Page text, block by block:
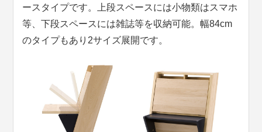
ースタイプです。上段スペースには小物類はスマホ
等、下段スペースには雑誌等を収納可能。幅84cm
のタイプもあり2サイズ展開です。